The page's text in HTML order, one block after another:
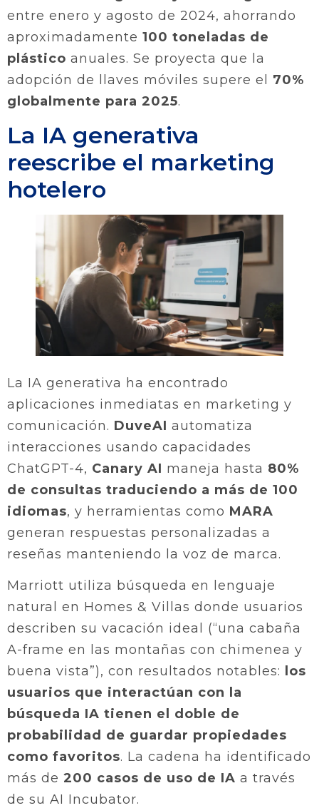
entre enero y agosto de 2024, ahorrando
aproximadamente 100 toneladas de
plástico anuales. Se proyecta que la
adopción de llaves móviles supere el 70%
globalmente para 2025.
La IA generativa
reescribe el marketing
hotelero
La IA generativa ha encontrado
aplicaciones inmediatas en marketing y
comunicación. DuveAI automatiza
interacciones usando capacidades
ChatGPT-4, Canary AI maneja hasta 80%
de consultas traduciendo a más de 100
idiomas, y herramientas como MARA
generan respuestas personalizadas a
reseñas manteniendo la voz de marca.
Marriott utiliza búsqueda en lenguaje
natural en Homes & Villas donde usuarios
describen su vacación ideal (“una cabaña
A-frame en las montañas con chimenea y
buena vista”), con resultados notables:
los
usuarios que interactúan con la
búsqueda IA tienen el doble de
probabilidad de guardar propiedades
como favoritos. La cadena ha identificado
más de 200 casos de uso de IA a través
de su AI Incubator.